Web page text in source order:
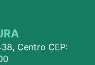
Centro CEP: